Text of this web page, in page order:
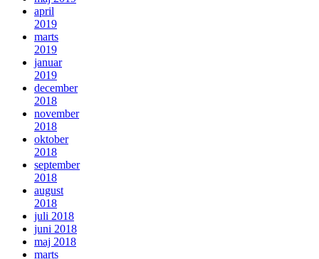
april
2019
marts
2019
januar
2019
december
2018
november
2018
oktober
2018
september
2018
august
2018
juli 2018
juni 2018
maj 2018
marts